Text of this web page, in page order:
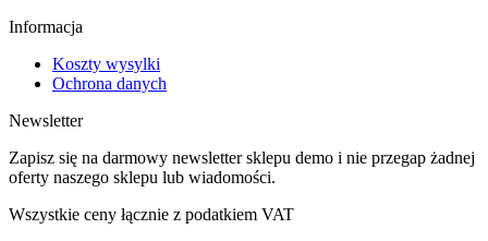
Informacja
Koszty wysylki
Ochrona danych
Newsletter
Zapisz się na darmowy newsletter sklepu demo i nie przegap żadnej
oferty naszego sklepu lub wiadomości.
Wszystkie ceny łącznie z podatkiem VAT